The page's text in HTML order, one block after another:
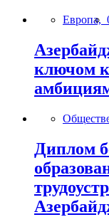
Европа,
ключом к
Диплом